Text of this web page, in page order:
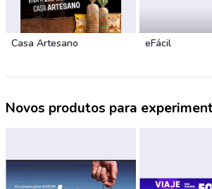
Casa Artesano eFácil
Novos produtos para